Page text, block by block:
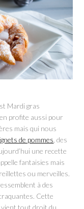
Mardi gras
profite aussi pour
mais qui nous
de pommes , des
une recette
fantaisies mais
ou merveilles.
à des
Cette
vient tout droit du